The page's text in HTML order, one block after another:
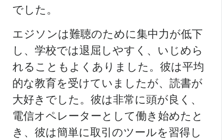
でした。
エジソンは難聴のために集中力が低下
し、学校では退屈しやすく、いじめら
れることもよくありました。彼は平均
的な教育を受けていましたが、読書が
大好きでした。彼は非常に頭が良く、
電信オペレーターとして働き始めたと
き、彼は簡単に取引のツールを習得し